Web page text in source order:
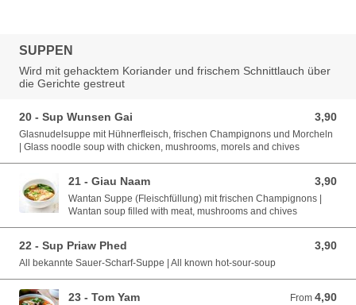
SUPPEN
Wird mit gehacktem Koriander und frischem Schnittlauch über
die Gerichte gestreut
20 - Sup Wunsen Gai 3,90
3,90 EUR
Glasnudelsuppe mit Hühnerfleisch, frischen Champignons und Morcheln
| Glass noodle soup with chicken, mushrooms, morels and chives
21 - Giau Naam 3,90
3,90 EUR
Wantan Suppe (Fleischfüllung) mit frischen Champignons |
Wantan soup filled with meat, mushrooms and chives
22 - Sup Priaw Phed 3,90
3,90 EUR
All bekannte Sauer-Scharf-Suppe | All known hot-sour-soup
23 - Tom Yam From 4,90
From 4,90 EUR